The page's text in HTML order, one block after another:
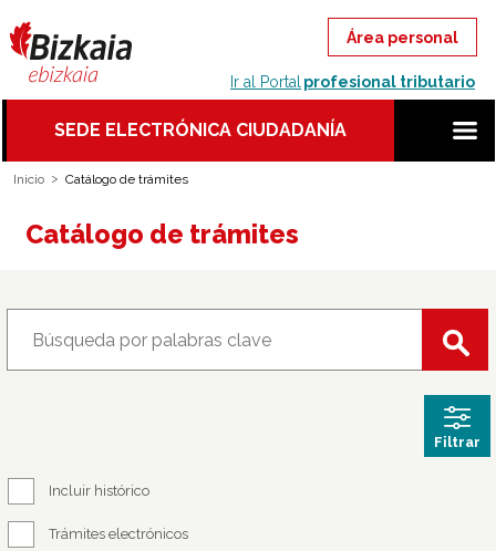
Ir al Portal profesional tributario
SEDE ELECTRÓNICA CIUDADANÍA
Inicio Catálogo de trámites
Catálogo de trámites
Filtrar
Incluir histórico
Trámites electrónicos